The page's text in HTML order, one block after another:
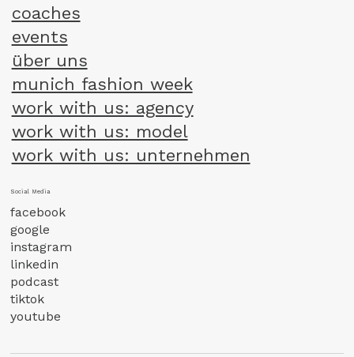
coaches
events
über uns
munich fashion week
work with us: agency
work with us: model
work with us: unternehmen
Social Media
facebook
google
instagram
linkedin
podcast
tiktok
youtube